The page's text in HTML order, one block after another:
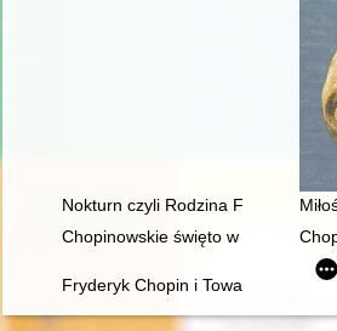
Nokturn czyli Rodzina Fryderyka
Chopinowskie święto w Dusznikach
Fryderyk Chopin i Towarzystwo